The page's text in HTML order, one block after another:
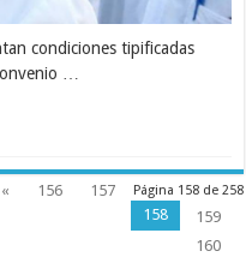
condiciones tipificadas
…
Página 158 de 258
« 156
157
158
159
160